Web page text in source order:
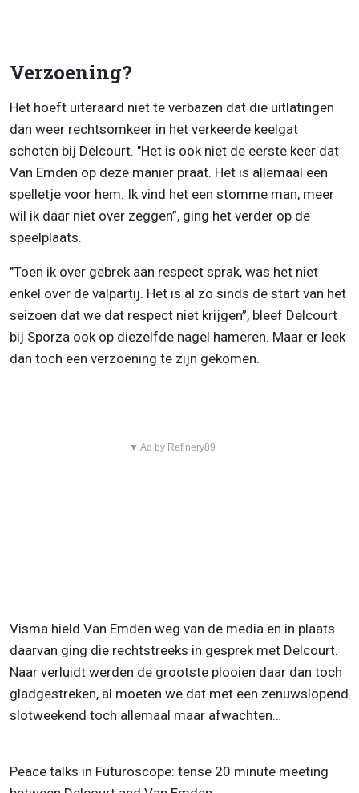
Verzoening?
Het hoeft uiteraard niet te verbazen dat die uitlatingen
dan weer rechtsomkeer in het verkeerde keelgat
schoten bij Delcourt. "Het is ook niet de eerste keer dat
Van Emden op deze manier praat. Het is allemaal een
spelletje voor hem. Ik vind het een stomme man, meer
wil ik daar niet over zeggen”, ging het verder op de
speelplaats.
"Toen ik over gebrek aan respect sprak, was het niet
enkel over de valpartij. Het is al zo sinds de start van het
seizoen dat we dat respect niet krijgen”, bleef Delcourt
bij Sporza ook op diezelfde nagel hameren. Maar er leek
dan toch een verzoening te zijn gekomen.
▼ Ad by Refinery89
Visma hield Van Emden weg van de media en in plaats
daarvan ging die rechtstreeks in gesprek met Delcourt.
Naar verluidt werden de grootste plooien daar dan toch
gladgestreken, al moeten we dat met een zenuwslopend
slotweekend toch allemaal maar afwachten…
Peace talks in Futuroscope: tense 20 minute meeting